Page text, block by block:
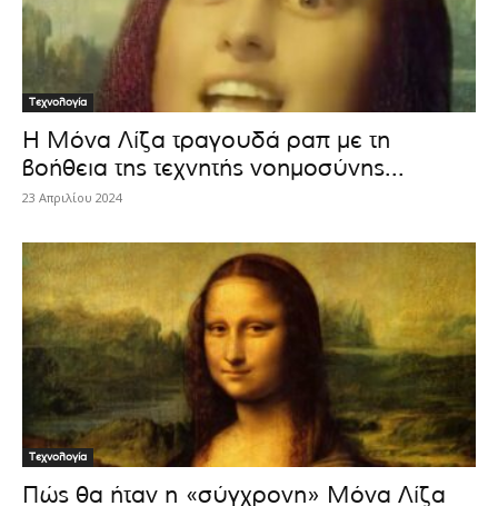
Τεχνολογία
H Μόνα Λίζα τραγουδά ραπ με τη
βοήθεια της τεχνητής νοημοσύνης...
23 Απριλίου 2024
Τεχνολογία
Πώς θα ήταν η «σύγχρονη» Μόνα Λίζα